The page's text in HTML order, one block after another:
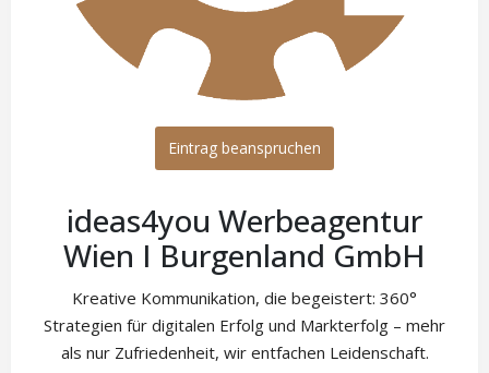
Eintrag beanspruchen
ideas4you Werbeagentur
Wien I Burgenland GmbH
Kreative Kommunikation, die begeistert: 360°
Strategien für digitalen Erfolg und Markterfolg – mehr
als nur Zufriedenheit, wir entfachen Leidenschaft.